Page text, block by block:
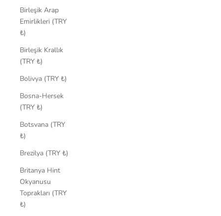
Birleşik Arap
Emirlikleri (TRY
₺)
Birleşik Krallık
(TRY ₺)
Bolivya (TRY ₺)
Bosna-Hersek
(TRY ₺)
Botsvana (TRY
₺)
Brezilya (TRY ₺)
Britanya Hint
Okyanusu
Toprakları (TRY
₺)